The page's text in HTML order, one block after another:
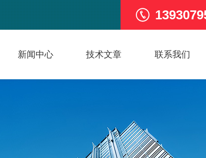
新闻中心 技术文章 联系我们